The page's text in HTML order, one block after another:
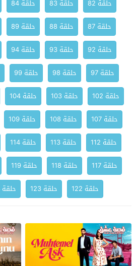
حلقة 82 حلقة 83 حلقة 84
حلقة 87
حلقة 88 حلقة 89
حلقة 92
حلقة 93 حلقة 94
حلقة 97
حلقة 98 حلقة 99
حلقة 102
حلقة 103 حلقة 104
حلقة 107
حلقة 108 حلقة 109
حلقة 112
حلقة 113 حلقة 114
حلقة 117
حلقة 118 حلقة 119
حلقة 122
حلقة 123 حلقة 124